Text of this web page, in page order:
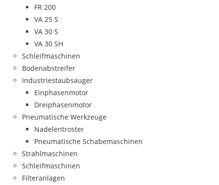
FR 200
VA 25 S
VA 30 S
VA 30 SH
Schleifmaschinen
Bodenabstreifer
Industriestaubsauger
Einphasenmotor
Dreiphasenmotor
Pneumatische Werkzeuge
Nadelentroster
Pneumatische Schabemaschinen
Strahlmaschinen
Schleifmaschinen
Filteranlagen